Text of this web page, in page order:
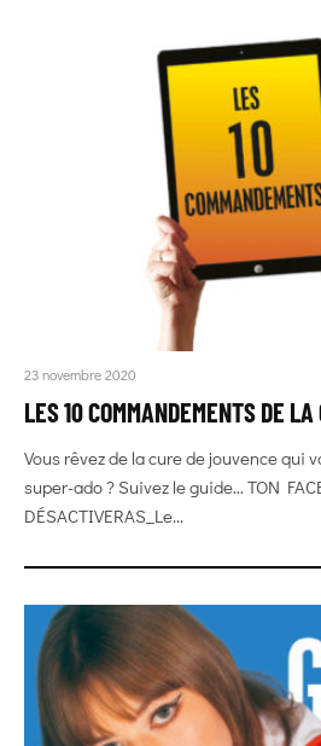
23 novembre 2020
LES 10 COMMANDEMENTS DE
Vous rêvez de la cure de jouvence qui
super-ado ? Suivez le guide… TON
DÉSACTIVERAS_Le...